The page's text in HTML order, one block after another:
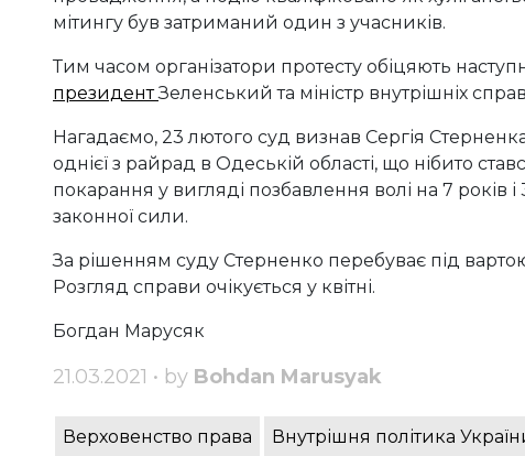
мітингу був затриманий один з учасників.
Тим часом організатори протесту обіцяють
президентЗеленський та міністр внутрішніх
Нагадаємо, 23 лютого суд визнав Сергія
однієї з райрад в Одеській області, що нібито
покарання у вигляді позбавлення волі на 7 років
законної сили.
За рішенням суду Стерненко перебуває під
Розгляд справи очікується у квітні.
Богдан Марусяк
21.03.2021 • by Bohdan Marusyak
Верховенство права Внутрішня політика